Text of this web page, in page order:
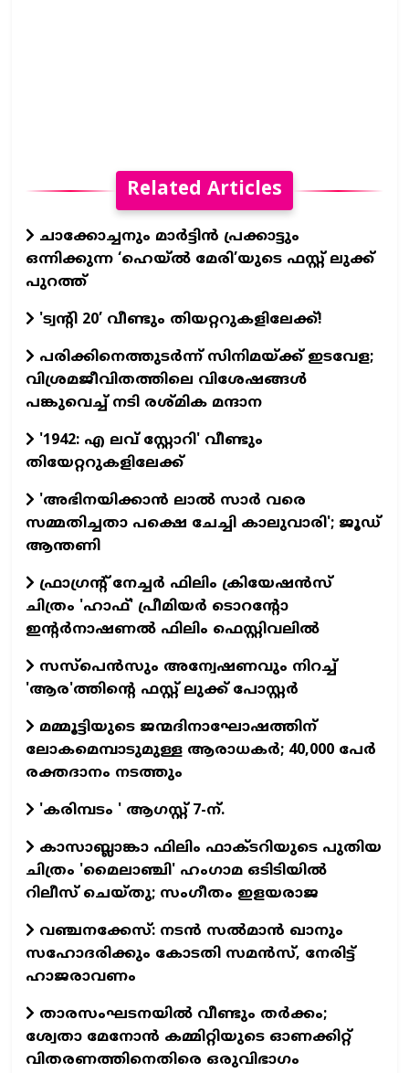
Related Articles
ചാക്കോച്ചനും മാർട്ടിൻ പ്രക്കാട്ടും
ഒന്നിക്കുന്ന ‘ഹെയ്ൽ മേരി’യുടെ ഫസ്റ്റ് ലുക്ക്
പുറത്ത്
'ട്വന്റി 20’ വീണ്ടും തിയറ്ററുകളിലേക്ക്!
പരിക്കിനെത്തുടർന്ന് സിനിമയ്ക്ക് ഇടവേള;
വിശ്രമജീവിതത്തിലെ വിശേഷങ്ങൾ
പങ്കുവെച്ച് നടി രശ്മിക മന്ദാന
'1942: എ ലവ് സ്റ്റോറി' വീണ്ടും
തിയേറ്ററുകളിലേക്ക്
'അഭിനയിക്കാന്‍ ലാല്‍ സാര്‍ വരെ
സമ്മതിച്ചതാ പക്ഷെ ചേച്ചി കാലുവാരി'; ജൂഡ്
ആന്തണി
ഫ്രാഗ്രന്റ് നേച്ചര്‍ ഫിലിം ക്രിയേഷന്‍സ്
ചിത്രം 'ഹാഫ്' പ്രീമിയര്‍ ടൊറന്റോ
ഇന്റര്‍നാഷണല്‍ ഫിലിം ഫെസ്റ്റിവലില്‍
സസ്പെന്‍സും അന്വേഷണവും നിറച്ച്
'ആര'ത്തിന്റെ ഫസ്റ്റ് ലുക്ക് പോസ്റ്റര്‍
മമ്മൂട്ടിയുടെ ജന്മദിനാഘോഷത്തിന്
ലോകമെമ്പാടുമുള്ള ആരാധകര്‍; 40,000 പേര്‍
രക്തദാനം നടത്തും
'കരിമ്പടം ' ആഗസ്റ്റ് 7-ന്.
കാസാബ്ലാങ്കാ ഫിലിം ഫാക്ടറിയുടെ പുതിയ
ചിത്രം 'മൈലാഞ്ചി' ഹംഗാമ ഒടിടിയില്‍
റിലീസ് ചെയ്തു; സംഗീതം ഇളയരാജ
വഞ്ചനക്കേസ്: നടന്‍ സല്‍മാന്‍ ഖാനും
സഹോദരിക്കും കോടതി സമന്‍സ്, നേരിട്ട്
ഹാജരാവണം
താരസംഘടനയില്‍ വീണ്ടും തര്‍ക്കം;
ശ്വേതാ മേനോന്‍ കമ്മിറ്റിയുടെ ഓണക്കിറ്റ്
വിതരണത്തിനെതിരെ ഒരുവിഭാഗം